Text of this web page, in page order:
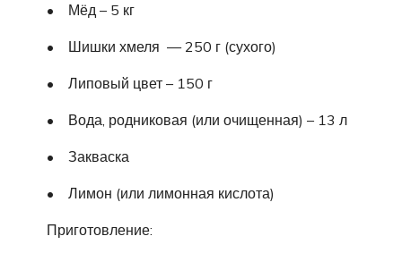
• Мёд – 5 кг
• Шишки хмеля — 250 г (сухого)
• Липовый цвет – 150 г
• Вода, родниковая (или очищенная) – 13 л
• Закваска
• Лимон (или лимонная кислота)
Приготовление: